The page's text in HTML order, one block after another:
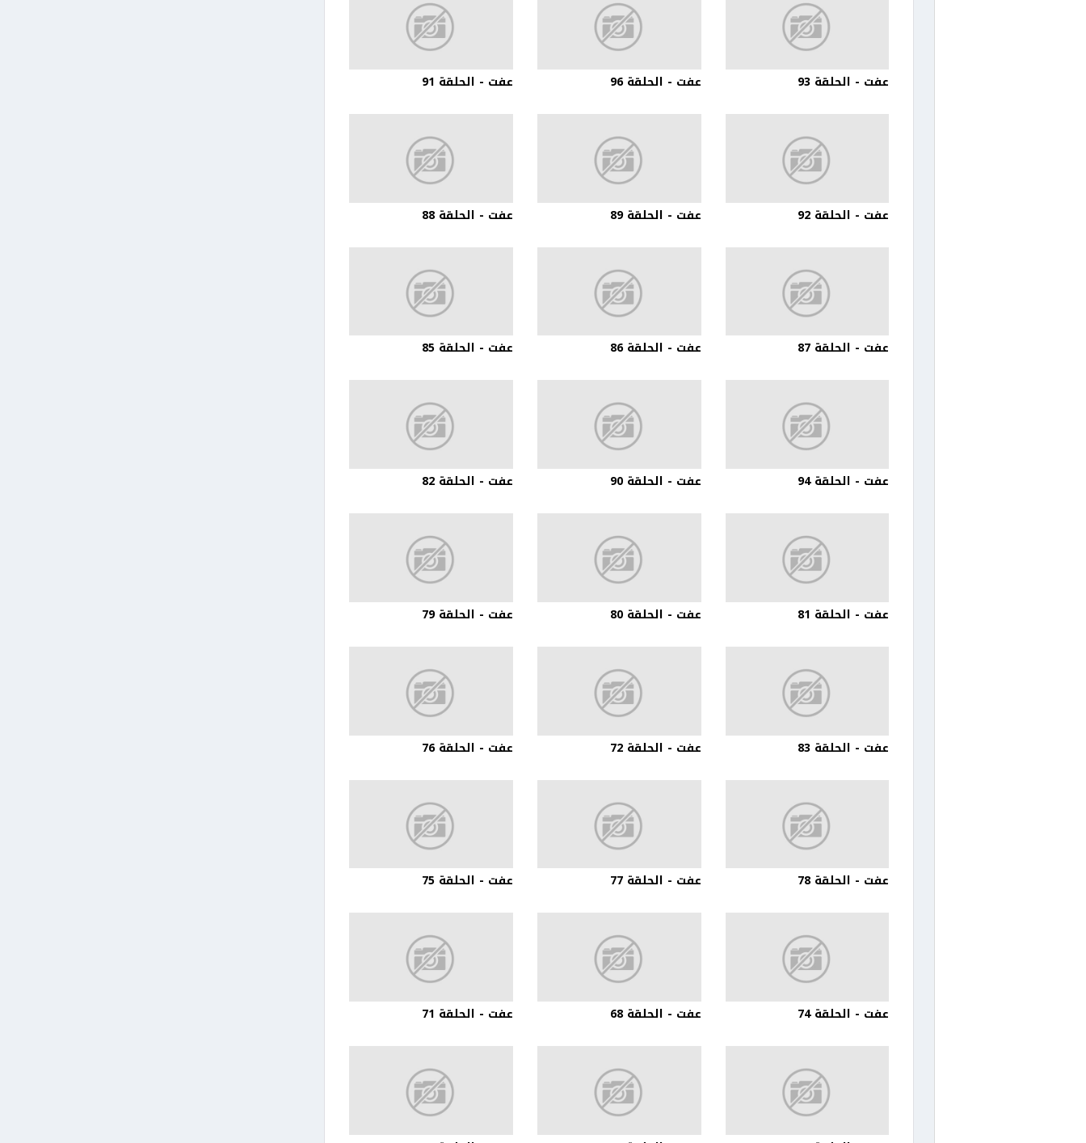
عفت - الحلقة 93 عفت - الحلقة 96 عفت - الحلقة 91
عفت - الحلقة 92 عفت - الحلقة 89 عفت - الحلقة 88
عفت - الحلقة 87 عفت - الحلقة 86 عفت - الحلقة 85
عفت - الحلقة 94 عفت - الحلقة 90 عفت - الحلقة 82
عفت - الحلقة 81 عفت - الحلقة 80 عفت - الحلقة 79
عفت - الحلقة 83 عفت - الحلقة 72 عفت - الحلقة 76
عفت - الحلقة 78 عفت - الحلقة 77 عفت - الحلقة 75
عفت - الحلقة 74 عفت - الحلقة 68 عفت - الحلقة 71